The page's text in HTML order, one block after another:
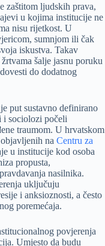
zaštitom ljudskih prava,
u kojima institucije ne
nisu rijetkost. U
sumnjom ili čak
iskustva. Takav
šalje jasnu poruku
do dodatnog
put sustavno definirano
i sociolozi počeli
traumom. U hrvatskom
na Centru za
u institucije kod osoba
propusta,
nasilnika.
uključuju
i anksioznosti, a često
poremećaja.
povjerenja
Umjesto da budu